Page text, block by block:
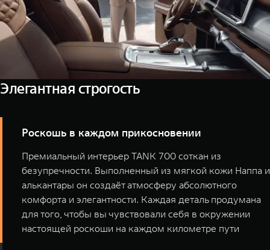
Элегантная строгость
Роскошь в каждом прикосновении
Премиальный интерьер TANK 700 соткан из
безупречности. Выполненный из мягкой кожи Наппа и
алькантары он создаёт атмосферу абсолютного
комфорта и элегантности. Каждая деталь продумана
для того, чтобы вы чувствовали себя в окружении
настоящей роскоши на каждом километре пути